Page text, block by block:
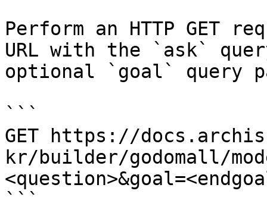
Perform an HTTP GET
URL with the `ask`
optional `goal` query
```
GET https://
kr/builder/godomall/
```